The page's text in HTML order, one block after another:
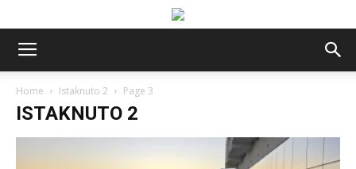
Home Istaknuto 2 Page 3
ISTAKNUTO 2